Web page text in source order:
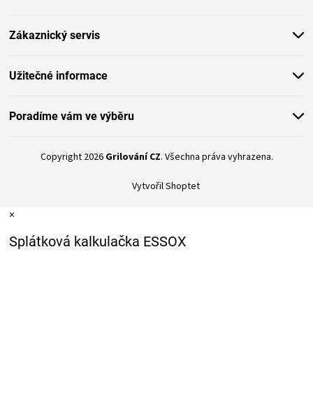
Zákaznický servis
Užitečné informace
Poradíme vám ve výběru
Vytvořil Shoptet
Copyright 2026 Grilování CZ. Všechna práva vyhrazena.
×
Splátková kalkulačka ESSOX